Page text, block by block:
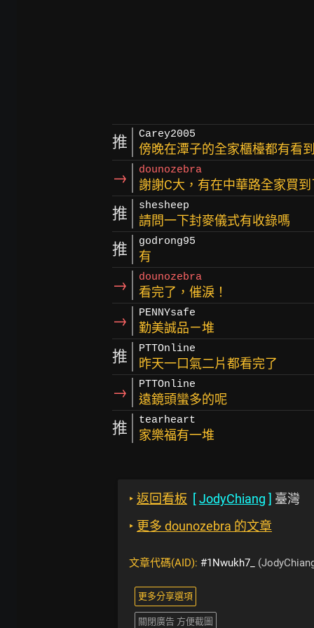
推 Carey2005
傍晚在潭子的全家櫃檯都有看
→ dounozebra
謝謝C大，有在中華路全家買
推 shesheep
請問一下封麥儀式有收錄嗎
推 godrong95
有
→ dounozebra
看完了，催淚！
→ PENNYsafe
勤美誠品ㄧ堆
推 PTTOnline
昨天一口氣二片都看完了
→ PTTOnline
遠鏡頭蠻多的呢
推 tearheart
家樂福有一堆
‣ 返回看板 [JodyChiang ] 臺灣
‣ 更多 dounozebra 的文章
文章代碼(AID): #1Nwukh7_
更多分享選項
關閉廣告 方便截圖